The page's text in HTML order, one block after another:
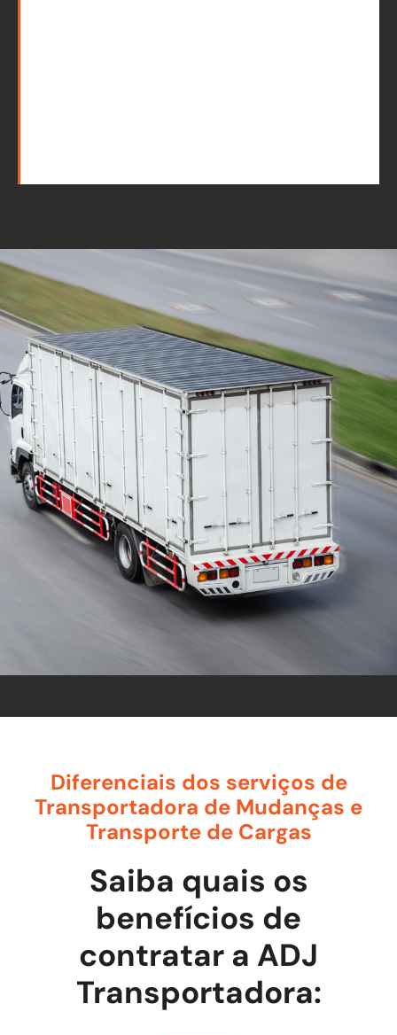
com equipe especializada
e profissionais
cuidadosos
Solicite seu orçamento personalizado e
online sem compromisso com a nossa
equipe, consulte a opção de contratar o
serviço para a região que você deseja
mudar de endereço, deixe tudo conosco e
conte com uma empresa de tradição no
mercado de transporte de móveis.
ORÇAMENTO
Diferenciais dos serviços de
Transportadora de Mudanças e
Transporte de Cargas
Saiba quais os
benefícios de
contratar a ADJ
Transportadora: